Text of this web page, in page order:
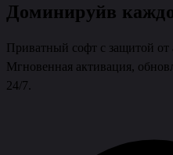
Доминируйв
Приватный софт с защитой от
Мгновенная активация,
24/7.